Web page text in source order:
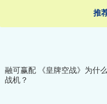
推
融可赢配 《皇牌空战》为什
战机？